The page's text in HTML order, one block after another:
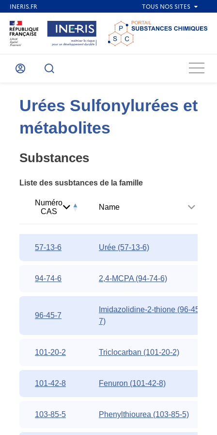
Mon
Recherche
Menu
Urées Sulfonylurées et
métabolites
Substances
Liste des susbtances de la famille
Numéro
CAS
Name
57-13-6 Urée (57-13-6)
94-74-6 2,4-MCPA (94-74-6)
96-45-7
Imidazolidine-2-thione (96-45-
7)
101-20-2 Triclocarban (101-20-2)
101-42-8 Fenuron (101-42-8)
103-85-5 Phenylthiourea (103-85-5)